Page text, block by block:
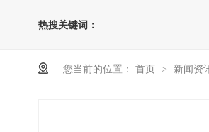
热搜关键词：
您当前的位置： 首页 > 新闻资